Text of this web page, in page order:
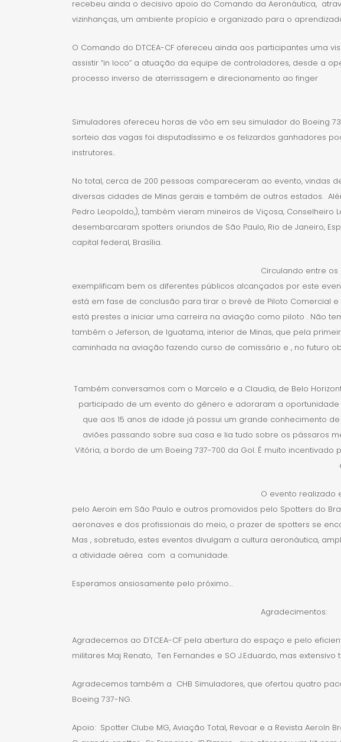
recebeu ainda o decisivo apoio do Comando da Aeronáutica,
vizinhanças, um ambiente propício e organizado para o
O Comando do DTCEA-CF ofereceu ainda aos participantes uma
assistir “in loco” a atuação da equipe de controladores, desde a
processo inverso de aterrissagem e direcionamento ao finger
Simuladores ofereceu horas de vôo em seu simulador do Boeing
sorteio das vagas foi disputadíssimo e os felizardos ganhadores
instrutores..
No total, cerca de 200 pessoas compareceram ao evento, vindas
diversas cidades de Minas gerais e também de outros estados.
Pedro Leopoldo,), também vieram mineiros de Viçosa, Conselheiro
desembarcaram spotters oriundos de São Paulo, Rio de Janeiro,
capital federal, Brasília.
Circulando entre
exemplificam bem os diferentes públicos alcançados por este
está em fase de conclusão para tirar o brevê de Piloto Comercial
está prestes a iniciar uma carreira na aviação como piloto . Não
também o Jeferson, de Iguatama, interior de Minas, que pela
caminhada na aviação fazendo curso de comissário e , no futuro
Também conversamos com o Marcelo e a Claudia, de Belo
participado de um evento do gênero e adoraram a
que aos 15 anos de idade já possui um grande conhecimento
aviões passando sobre sua casa e lia tudo sobre os pássaros
Vitória, a bordo de um Boeing 737-700 da Gol. É muito
O evento realizado
pelo Aeroin em São Paulo e outros promovidos pelo Spotters do
aeronaves e dos profissionais do meio, o prazer de spotters se
Mas , sobretudo, estes eventos divulgam a cultura aeronáutica,
a atividade aérea com a comunidade.
Esperamos ansiosamente pelo próximo…
Agradecimentos:
Agradecemos ao DTCEA-CF pela abertura do espaço e pelo
militares Maj Renato, Ten Fernandes e SO J.Eduardo, mas
Agradecemos também a CHB Simuladores, que ofertou quatro
Boeing 737-NG.
Apoio: Spotter Clube MG, Aviação Total, Revoar e a Revista AeroIn